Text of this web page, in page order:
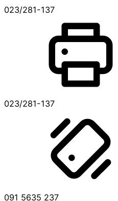
023/281-137
023/281-137
091 5635 237